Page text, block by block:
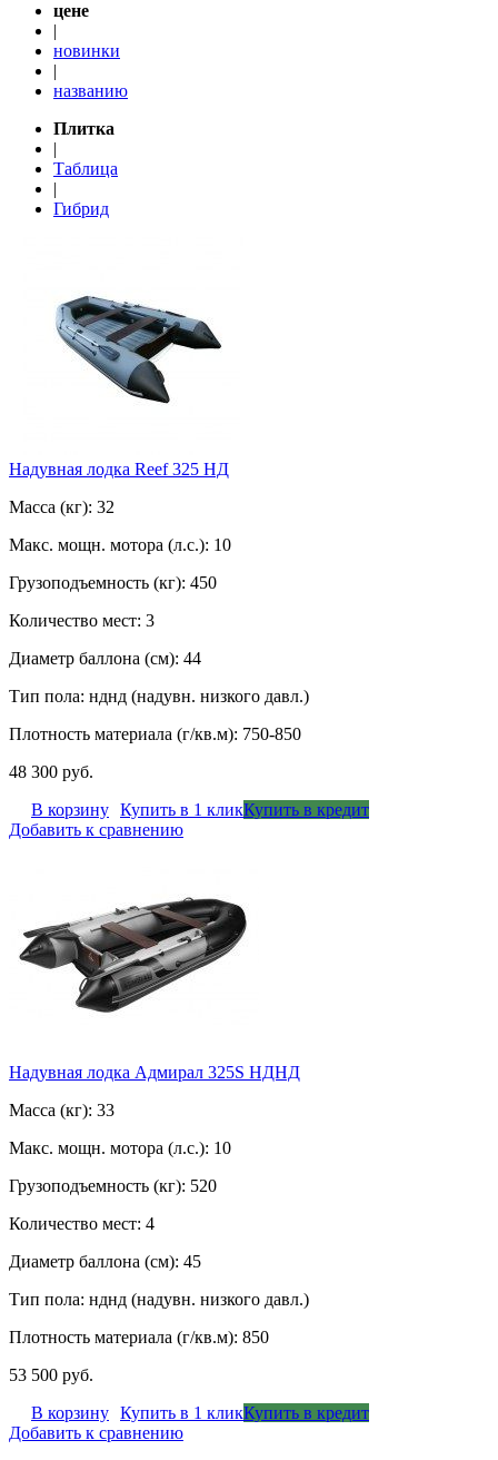
цене
|
новинки
|
названию
Плитка
|
Таблица
|
Гибрид
Надувная лодка Reef 325 НД
Масса (кг): 32
Макс. мощн. мотора (л.с.): 10
Грузоподъемность (кг): 450
Количество мест: 3
Диаметр баллона (см): 44
Тип пола: нднд (надувн. низкого давл.)
Плотность материала (г/кв.м): 750-850
48 300 руб.
В корзину Купить в 1 кликКупить в кредит
Добавить к сравнению
Надувная лодка Адмирал 325S НДНД
Масса (кг): 33
Макс. мощн. мотора (л.с.): 10
Грузоподъемность (кг): 520
Количество мест: 4
Диаметр баллона (см): 45
Тип пола: нднд (надувн. низкого давл.)
Плотность материала (г/кв.м): 850
53 500 руб.
В корзину Купить в 1 кликКупить в кредит
Добавить к сравнению